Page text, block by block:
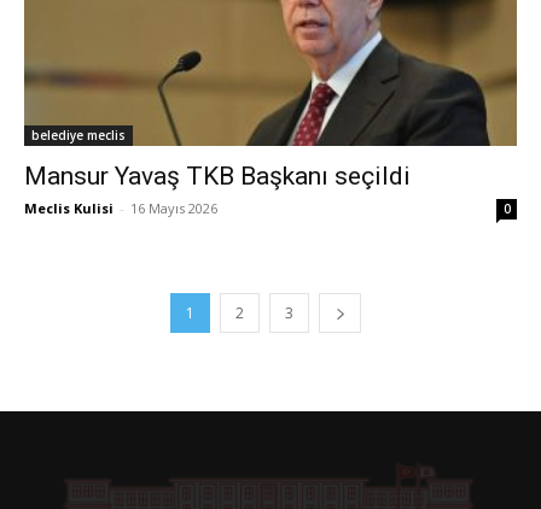
belediye meclis
Mansur Yavaş TKB Başkanı seçildi
Meclis Kulisi - 16 Mayıs 2026 0
1 2 3